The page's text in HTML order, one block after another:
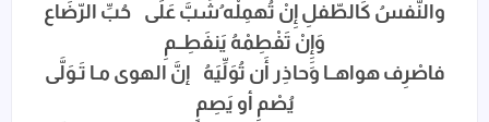
والنَّفسُ كَالطّفلِ إِنْ تُهمِلْه ُشَبَّ عَلَى حُبِّ الرّضَاع
وَإِِِنْ تَفْطِمْهُ يَنفَطِــمِ
فاصْرِف هواهــا وحاذِر أَن تُوَلِّيَهُ إنَّ الهوى مـا تَـوَلَّى
يُصْمِ أو يَصِمِ